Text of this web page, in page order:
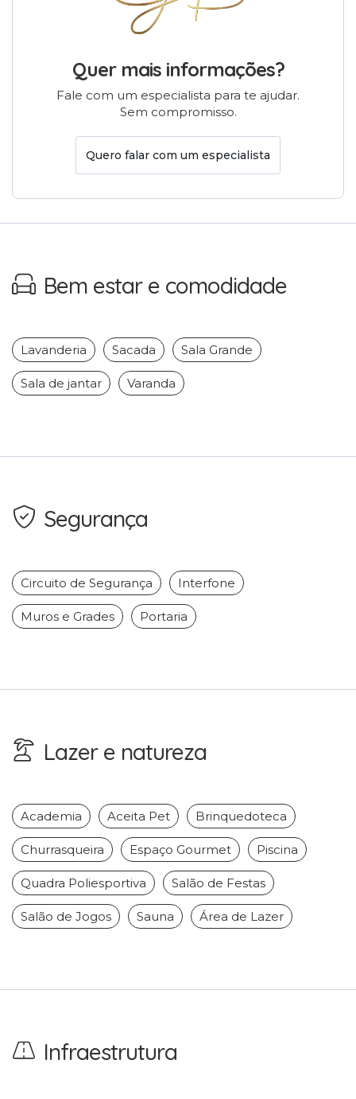
Quer mais informações?
Fale com um especialista para te ajudar.
Sem compromisso.
Quero falar com um especialista
Bem estar e comodidade
Lavanderia Sacada Sala Grande
Sala de jantar Varanda
Segurança
Circuito de Segurança Interfone
Muros e Grades Portaria
Lazer e natureza
Academia Aceita Pet Brinquedoteca
Churrasqueira Espaço Gourmet Piscina
Quadra Poliesportiva Salão de Festas
Salão de Jogos Sauna Área de Lazer
Infraestrutura